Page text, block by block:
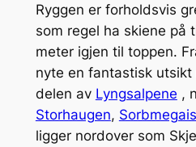
Ryggen er forholdsvis
som regel ha skiene på
meter igjen til toppen.
nyte en fantastisk
delen av Lyngsalpene ,
Storhaugen,
ligger nordover som